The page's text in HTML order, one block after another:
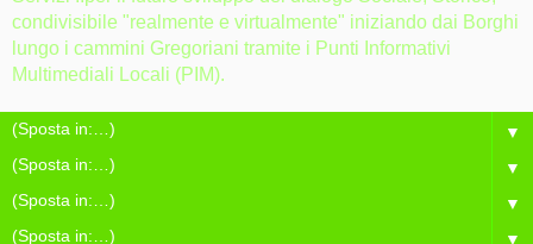
condivisibile "realmente e virtualmente" iniziando dai Borghi
lungo i cammini Gregoriani tramite i Punti Informativi
Multimediali Locali (PIM).
▼
▼
▼
▼